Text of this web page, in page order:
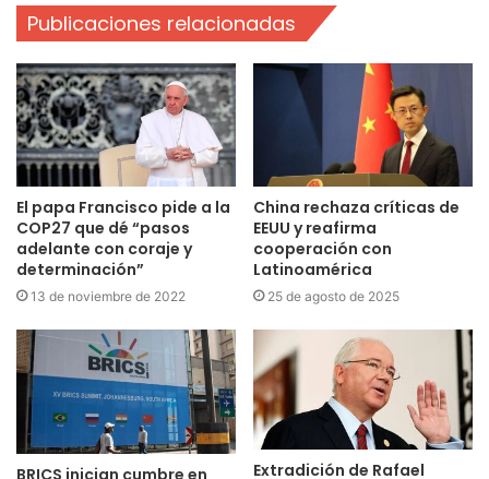
Publicaciones relacionadas
El papa Francisco pide a la
COP27 que dé “pasos
adelante con coraje y
determinación”
13 de noviembre de 2022
China rechaza críticas de
EEUU y reafirma
cooperación con
Latinoamérica
25 de agosto de 2025
BRICS inician cumbre en Extradición de Rafael